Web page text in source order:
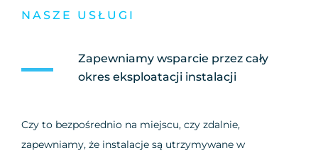
NASZE USŁUGI
Zapewniamy wsparcie przez cały
okres eksploatacji instalacji
Czy to bezpośrednio na miejscu, czy zdalnie,
zapewniamy, że instalacje są utrzymywane w